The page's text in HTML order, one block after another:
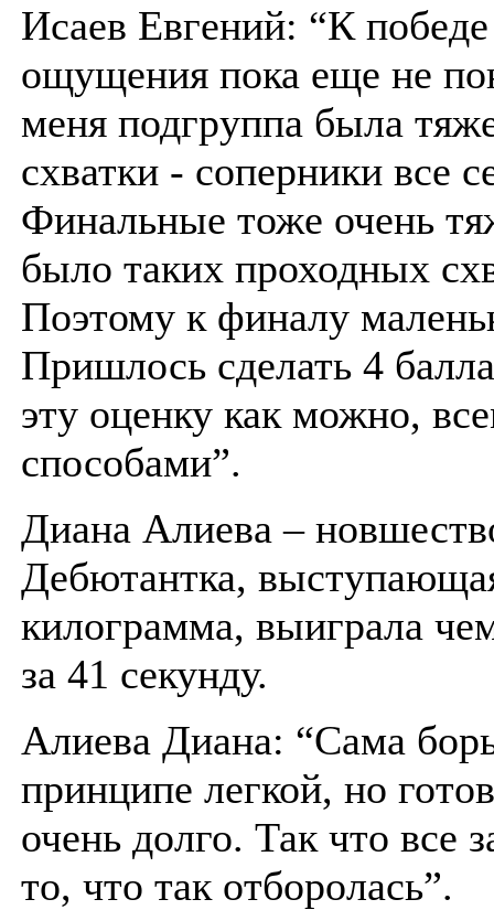
Исаев Евгений: “К
ощущения пока еще не
меня подгруппа была
схватки - соперники все
Финальные тоже очень
было таких проходных
Поэтому к финалу
Пришлось сделать 4
эту оценку как можно,
способами”.
Диана Алиева –
Дебютантка,
килограмма, выиграла
за 41 секунду.
Алиева Диана: “Cама
принципе легкой, но
очень долго. Так что все
то, что так отборолась”.